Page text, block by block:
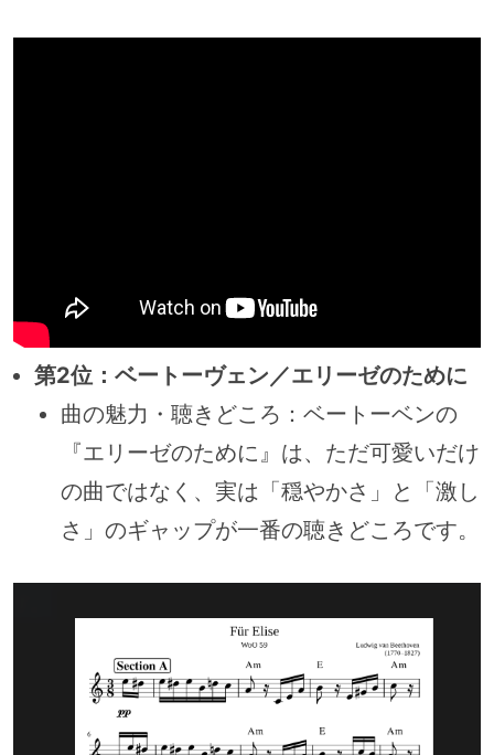
第2位：ベートーヴェン／エリーゼのために
曲の魅力・聴きどころ：ベートーベンの
『エリーゼのために』は、ただ可愛いだけ
の曲ではなく、実は「穏やかさ」と「激し
さ」のギャップが一番の聴きどころです。